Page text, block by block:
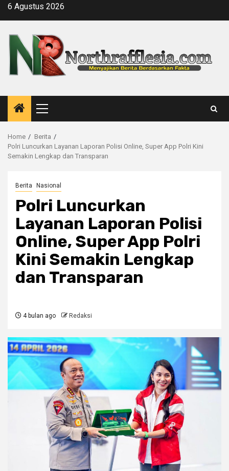
Skip6 Agustus 2026
Primary
Menu
Home
Berita
Polri Luncurkan Layanan Laporan Polisi Online, Super App Polri Kini
Semakin Lengkap dan Transparan
Berita Nasional
Polri Luncurkan
Layanan Laporan Polisi
Online, Super App Polri
Kini Semakin Lengkap
dan Transparan
4 bulan ago Redaksi